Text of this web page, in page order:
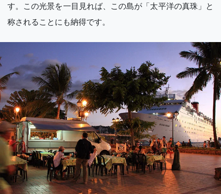
す。この光景を一目見れば、この島が「太平洋の真珠」と
称されることにも納得です。